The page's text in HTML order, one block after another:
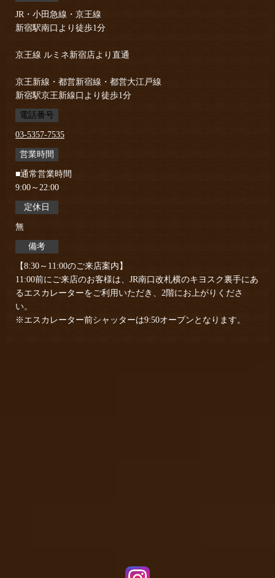
JR・小田急線・京王線
新宿駅南口より徒歩1分
京王線 ルミネ新宿店より直通
京王新線・都営新宿線・都営大江戸線
新宿駅京王新線口より徒歩1分
電話番号
03-5357-7535
営業時間
■通常営業時間
9:00～22:00
定休日
無
備考
【8:30～11:00のご来店案内】
11:00前にご来店のお客様は、JR南口改札横のキヨスク裏手にあ
るエスカレーターをご利用いただき、2階にお上がりくださ
い。
※エスカレーター前シャッターは9:50オープンとなります。